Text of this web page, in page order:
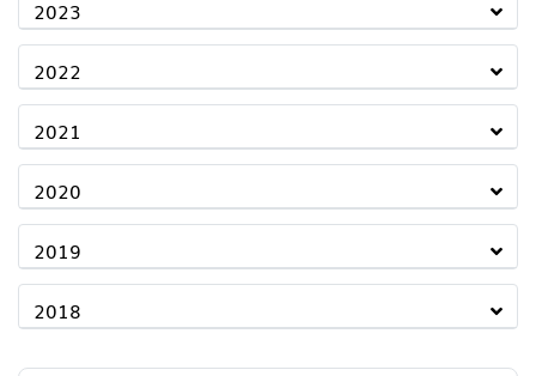
2023
2022
2021
2020
2019
2018